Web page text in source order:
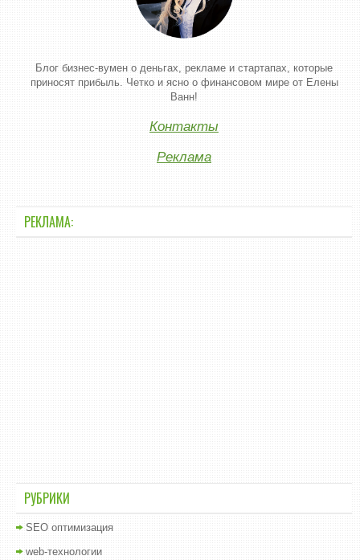
Блог бизнес-вумен о деньгах, рекламе и стартапах, которые
приносят прибыль. Четко и ясно о финансовом мире от Елены
Ванн!
Контакты
Реклама
РЕКЛАМА:
РУБРИКИ
SEO оптимизация
web-технологии